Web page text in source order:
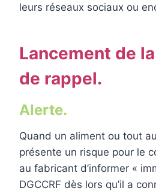
leurs réseaux sociaux ou
Lancement de
de rappel.
Alerte.
Quand un aliment ou tout
présente un risque pour le
au fabricant d’informer «
DGCCRF dès lors qu’il a